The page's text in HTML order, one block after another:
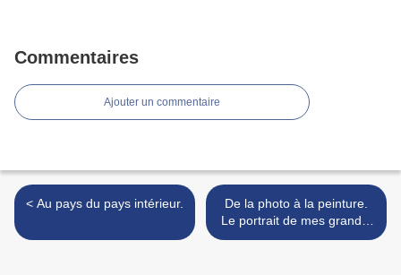
Commentaires
Ajouter un commentaire
< Au pays du pays intérieur.
De la photo à la peinture.
Le portrait de mes grands-
parents. >